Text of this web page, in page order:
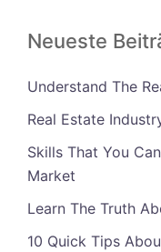
Neueste
Understand The
Real Estate
Skills That You
Market
Learn The Truth
10 Quick Tips